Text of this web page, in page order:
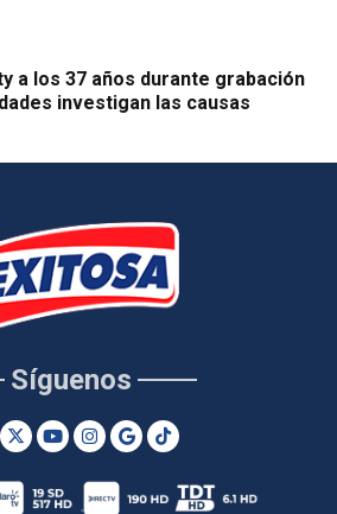
a los 37 años durante grabación
investigan las causas
Síguenos